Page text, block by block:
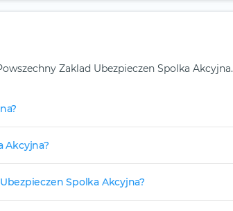
Zaklad Ubezpieczen Spolka Akcyjna.
Akcyjna?
Spolka Akcyjna?